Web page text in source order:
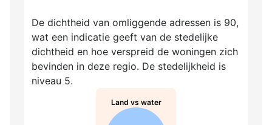
De dichtheid van omliggende adressen is 90,
wat een indicatie geeft van de stedelijke
dichtheid en hoe verspreid de woningen zich
bevinden in deze regio. De stedelijkheid is
niveau 5.
Land vs water